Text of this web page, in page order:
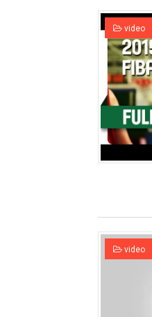
video
video